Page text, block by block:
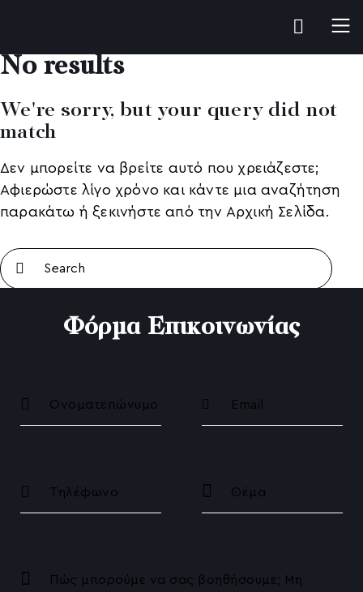
No results
We're sorry, but your query did not
match
Δεν μπορείτε να βρείτε αυτό που χρειάζεστε;
Αφιερώστε λίγο χρόνο και κάντε μια αναζήτηση
παρακάτω ή ξεκινήστε από την Αρχική Σελίδα.
Φόρμα Επικοινωνίας